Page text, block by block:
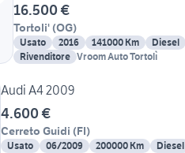
16.500 €
Tortoli' (OG)
Usato 2016 141000 Km Diesel
Rivenditore Vroom Auto Tortolì
Audi A4 2009
4.600 €
Cerreto Guidi (FI)
Usato 06/2009 200000 Km Diesel